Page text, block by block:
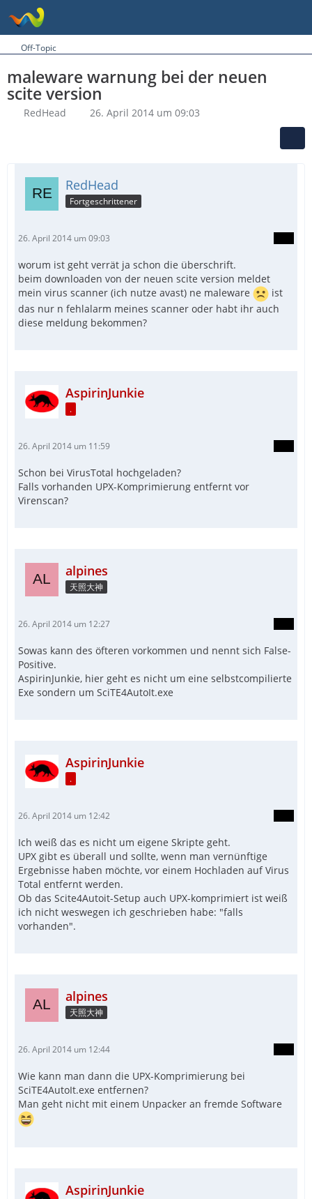
Off-Topic
maleware warnung bei der neuen
scite version
RedHead 26. April 2014 um 09:03
RedHead
Fortgeschrittener
26. April 2014 um 09:03
worum ist geht verrät ja schon die überschrift.
beim downloaden von der neuen scite version meldet
mein virus scanner (ich nutze avast) ne maleware
ist
das nur n fehlalarm meines scanner oder habt ihr auch
diese meldung bekommen?
AspirinJunkie
.
26. April 2014 um 11:59
Schon bei VirusTotal hochgeladen?
Falls vorhanden UPX-Komprimierung entfernt vor
Virenscan?
alpines
天照大神
26. April 2014 um 12:27
Sowas kann des öfteren vorkommen und nennt sich False-
Positive.
AspirinJunkie, hier geht es nicht um eine selbstcompilierte
Exe sondern um SciTE4AutoIt.exe
AspirinJunkie
.
26. April 2014 um 12:42
Ich weiß das es nicht um eigene Skripte geht.
UPX gibt es überall und sollte, wenn man vernünftige
Ergebnisse haben möchte, vor einem Hochladen auf Virus
Total entfernt werden.
Ob das Scite4Autoit-Setup auch UPX-komprimiert ist weiß
ich nicht weswegen ich geschrieben habe: "falls
vorhanden".
alpines
天照大神
26. April 2014 um 12:44
Wie kann man dann die UPX-Komprimierung bei
SciTE4AutoIt.exe entfernen?
Man geht nicht mit einem Unpacker an fremde Software
AspirinJunkie